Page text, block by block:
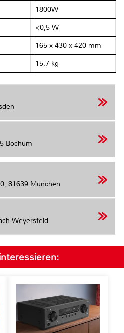
1800W
<0,5 W
165 x 430 x 420 mm
15,7 kg
Bochum
81639 München
Weyersfeld